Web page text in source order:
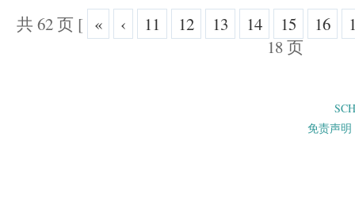
共 62 页 [ « ‹ 11 12 13 14 15 16
18 页
免责声明